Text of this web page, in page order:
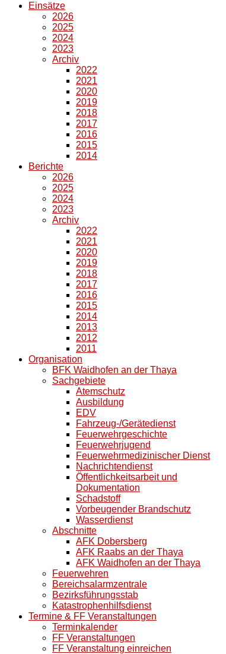
Einsätze
2026
2025
2024
2023
Archiv
2022
2021
2020
2019
2018
2017
2016
2015
2014
Berichte
2026
2025
2024
2023
Archiv
2022
2021
2020
2019
2018
2017
2016
2015
2014
2013
2012
2011
Organisation
BFK Waidhofen an der Thaya
Sachgebiete
Atemschutz
Ausbildung
EDV
Fahrzeug-/Gerätedienst
Feuerwehrgeschichte
Feuerwehrjugend
Feuerwehrmedizinischer Dienst
Nachrichtendienst
Öffentlichkeitsarbeit und
Dokumentation
Schadstoff
Vorbeugender Brandschutz
Wasserdienst
Abschnitte
AFK Dobersberg
AFK Raabs an der Thaya
AFK Waidhofen an der Thaya
Feuerwehren
Bereichsalarmzentrale
Bezirksführungsstab
Katastrophenhilfsdienst
Termine & FF Veranstaltungen
Terminkalender
FF Veranstaltungen
FF Veranstaltung einreichen